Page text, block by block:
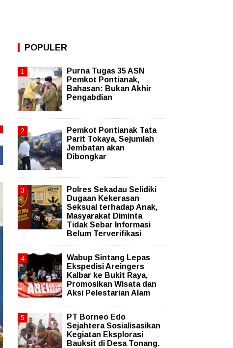
POPULER
Purna Tugas 35 ASN
Pemkot Pontianak,
Bahasan: Bukan Akhir
Pengabdian
Pemkot Pontianak Tata
Parit Tokaya, Sejumlah
Jembatan akan
Dibongkar
Polres Sekadau Selidiki
Dugaan Kekerasan
Seksual terhadap Anak,
Masyarakat Diminta
Tidak Sebar Informasi
Belum Terverifikasi
Wabup Sintang Lepas
Ekspedisi Areingers
Kalbar ke Bukit Raya,
Promosikan Wisata dan
Aksi Pelestarian Alam
PT Borneo Edo
Sejahtera Sosialisasikan
Kegiatan Eksplorasi
Bauksit di Desa Tonang.